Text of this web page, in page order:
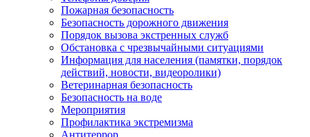
Пожарная безопасность
Безопасность дорожного движения
Порядок вызова экстренных служб
Обстановка с чрезвычайными ситуациями
Информация для населения (памятки, порядок
действий, новости, видеоролики)
Ветеринарная безопасность
Безопасность на воде
Мероприятия
Профилактика экстремизма
Антитеррор